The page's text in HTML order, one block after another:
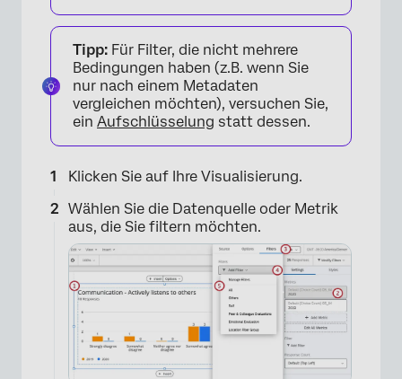
Tipp: Für Filter, die nicht mehrere
Bedingungen haben (z.B. wenn Sie
nur nach einem Metadaten
vergleichen möchten), versuchen Sie,
ein Aufschlüsselung statt dessen.
Klicken Sie auf Ihre Visualisierung.
Wählen Sie die Datenquelle oder Metrik
aus, die Sie filtern möchten.